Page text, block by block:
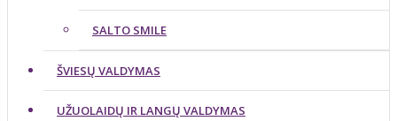
SALTO SMILE
ŠVIESŲ VALDYMAS
UŽUOLAIDŲ IR LANGŲ VALDYMAS